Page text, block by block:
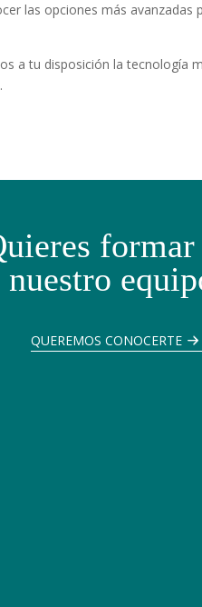
las opciones más avanzadas
a tu disposición la
nuestro
QUEREMOS CONOCERTE